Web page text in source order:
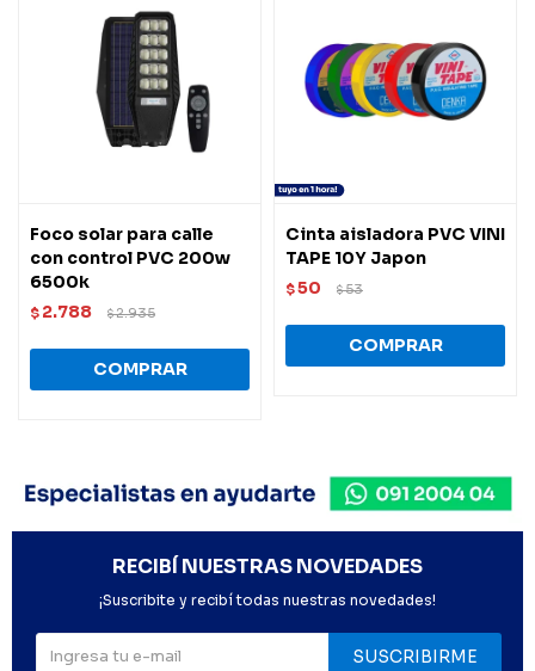
Foco solar para calle
con control PVC 200w
6500k
$ 2.788 $2.935
Cinta aisladora PVC VINI
TAPE 10Y Japon
$50 $53
RECIBÍ NUESTRAS NOVEDADES
¡Suscribite y recibí todas nuestras novedades!
SUSCRIBIRME